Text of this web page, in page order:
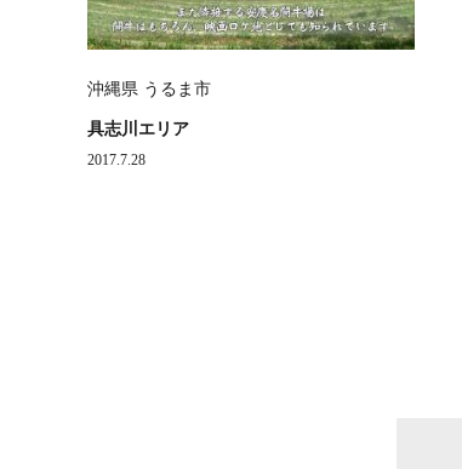
沖縄県 うるま市
具志川エリア
2017.7.28